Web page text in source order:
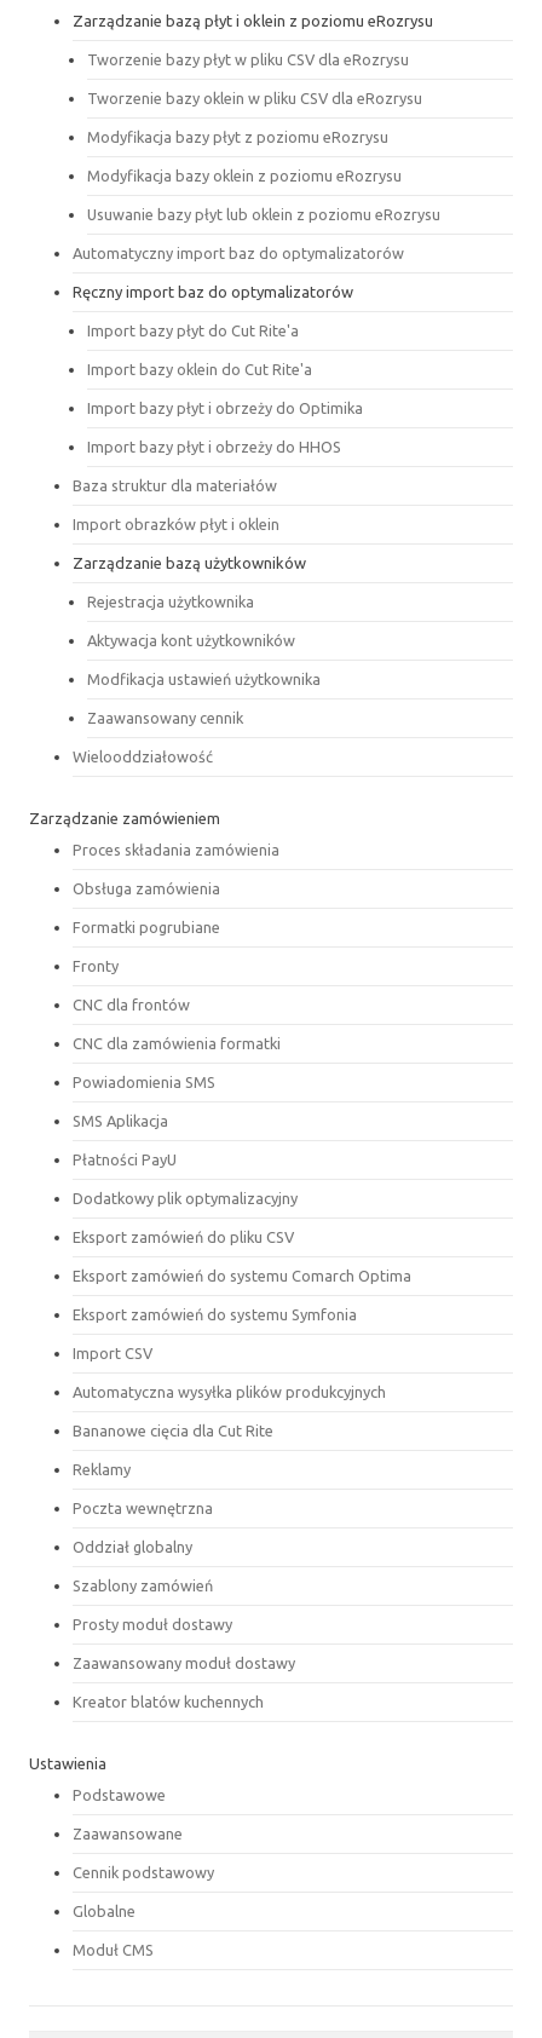
Zarządzanie bazą płyt i oklein z poziomu eRozrysu
Tworzenie bazy płyt w pliku CSV dla eRozrysu
Tworzenie bazy oklein w pliku CSV dla eRozrysu
Modyfikacja bazy płyt z poziomu eRozrysu
Modyfikacja bazy oklein z poziomu eRozrysu
Usuwanie bazy płyt lub oklein z poziomu eRozrysu
Automatyczny import baz do optymalizatorów
Ręczny import baz do optymalizatorów
Import bazy płyt do Cut Rite'a
Import bazy oklein do Cut Rite'a
Import bazy płyt i obrzeży do Optimika
Import bazy płyt i obrzeży do HHOS
Baza struktur dla materiałów
Import obrazków płyt i oklein
Zarządzanie bazą użytkowników
Rejestracja użytkownika
Aktywacja kont użytkowników
Modfikacja ustawień użytkownika
Zaawansowany cennik
Wielooddziałowość
Zarządzanie zamówieniem
Proces składania zamówienia
Obsługa zamówienia
Formatki pogrubiane
Fronty
CNC dla frontów
CNC dla zamówienia formatki
Powiadomienia SMS
SMS Aplikacja
Płatności PayU
Dodatkowy plik optymalizacyjny
Eksport zamówień do pliku CSV
Eksport zamówień do systemu Comarch Optima
Eksport zamówień do systemu Symfonia
Import CSV
Automatyczna wysyłka plików produkcyjnych
Bananowe cięcia dla Cut Rite
Reklamy
Poczta wewnętrzna
Oddział globalny
Szablony zamówień
Prosty moduł dostawy
Zaawansowany moduł dostawy
Kreator blatów kuchennych
Ustawienia
Podstawowe
Zaawansowane
Cennik podstawowy
Globalne
Moduł CMS